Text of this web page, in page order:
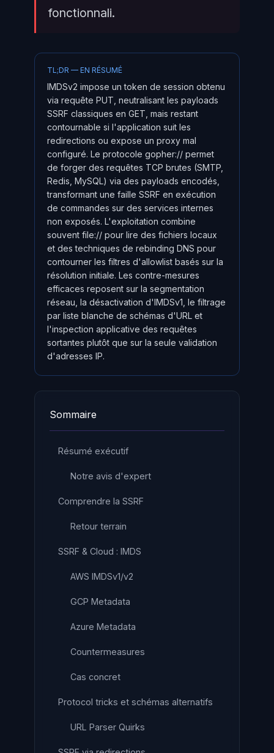
fonctionnali.
TL;DR — EN RÉSUMÉ
IMDSv2 impose un token de session obtenu
via requête PUT, neutralisant les payloads
SSRF classiques en GET, mais restant
contournable si l'application suit les
redirections ou expose un proxy mal
configuré. Le protocole gopher:// permet
de forger des requêtes TCP brutes (SMTP,
Redis, MySQL) via des payloads encodés,
transformant une faille SSRF en exécution
de commandes sur des services internes
non exposés. L'exploitation combine
souvent file:// pour lire des fichiers locaux
et des techniques de rebinding DNS pour
contourner les filtres d'allowlist basés sur la
résolution initiale. Les contre-mesures
efficaces reposent sur la segmentation
réseau, la désactivation d'IMDSv1, le filtrage
par liste blanche de schémas d'URL et
l'inspection applicative des requêtes
sortantes plutôt que sur la seule validation
d'adresses IP.
Sommaire
Résumé exécutif
Notre avis d'expert
Comprendre la SSRF
Retour terrain
SSRF & Cloud : IMDS
AWS IMDSv1/v2
GCP Metadata
Azure Metadata
Countermeasures
Cas concret
Protocol tricks et schémas alternatifs
URL Parser Quirks